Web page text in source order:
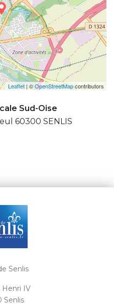
Leaflet | ©OpenStreetMapcontributors
Sud-Oise
60300 SENLIS
Senlis
Henri IV
Senlis